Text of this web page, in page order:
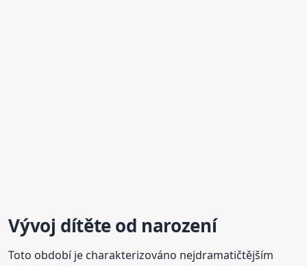
Vývoj dítěteod narození
Toto období je charakterizováno nejdramatičtějším